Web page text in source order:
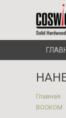
Главная
ВОСКОМ